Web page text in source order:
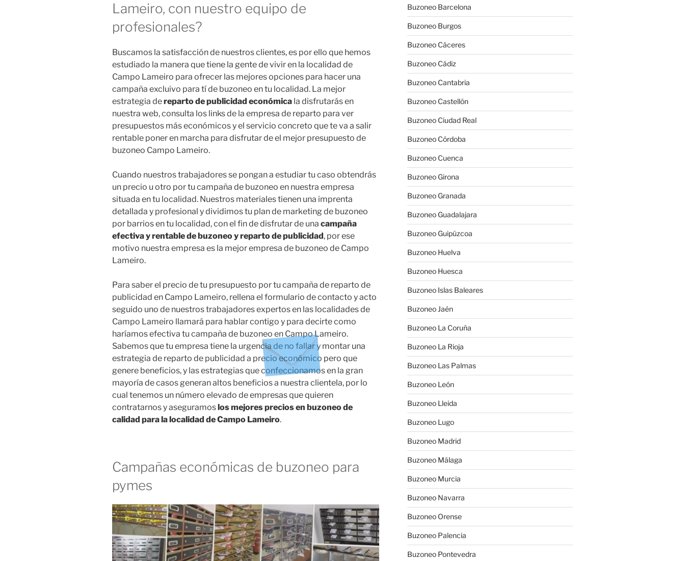
Lameiro, con nuestro equipo de
profesionales?
Buscamos la satisfacción de nuestros clientes, es por ello que hemos
estudiado la manera que tiene la gente de vivir en la localidad de
Campo Lameiro para ofrecer las mejores opciones para hacer una
campaña excluivo para tí de buzoneo en tu localidad. La mejor
estrategia dereparto de publicidad económica la disfrutarás en
nuestra web, consulta los links de la empresa de reparto para ver
presupuestos más económicos y el servicio concreto que te va a salir
rentable poner en marcha para disfrutar de el mejor presupuesto de
buzoneo Campo Lameiro.
Cuando nuestros trabajadores se pongan a estudiar tu caso obtendrás
un precio u otro por tu campaña de buzoneo en nuestra empresa
situada en tu localidad. Nuestros materiales tienen una imprenta
detallada y profesional y dividimos tu plan de marketing de buzoneo
por barrios en tu localidad, con el fin de disfrutar de una campaña
efectiva y rentable de buzoneo y reparto de publicidad, por ese
motivo nuestra empresa es la mejor empresa de buzoneo de Campo
Lameiro.
Para saber el precio de tu presupuesto por tu campaña de reparto de
publicidad en Campo Lameiro, rellena el formulario de contacto y acto
seguido uno de nuestros trabajadores expertos en las localidades de
Campo Lameiro llamará para hablar contigo y para decirte como
haríamos efectiva tu campaña de buzoneo en Campo Lameiro.
Sabemos que tu empresa tiene la urgencia de no fallar y montar una
estrategia de reparto de publicidad a precio económico pero que
genere beneficios, y las estrategias que confeccionamos en la gran
mayoría de casos generan altos beneficios a nuestra clientela, por lo
cual tenemos un número elevado de empresas que quieren
contratarnos y aseguramoslos mejores precios en buzoneo de
calidad para la localidad de Campo Lameiro.
Campañas económicas de buzoneo para
pymes
Buzoneo Barcelona
Buzoneo Burgos
Buzoneo Cáceres
Buzoneo Cádiz
Buzoneo Cantabria
Buzoneo Castellón
Buzoneo Ciudad Real
Buzoneo Córdoba
Buzoneo Cuenca
Buzoneo Girona
Buzoneo Granada
Buzoneo Guadalajara
Buzoneo Guipúzcoa
Buzoneo Huelva
Buzoneo Huesca
Buzoneo Islas Baleares
Buzoneo Jaén
Buzoneo La Coruña
Buzoneo La Rioja
Buzoneo Las Palmas
Buzoneo León
Buzoneo Lleida
Buzoneo Lugo
Buzoneo Madrid
Buzoneo Málaga
Buzoneo Murcia
Buzoneo Navarra
Buzoneo Orense
Buzoneo Palencia
Buzoneo Pontevedra